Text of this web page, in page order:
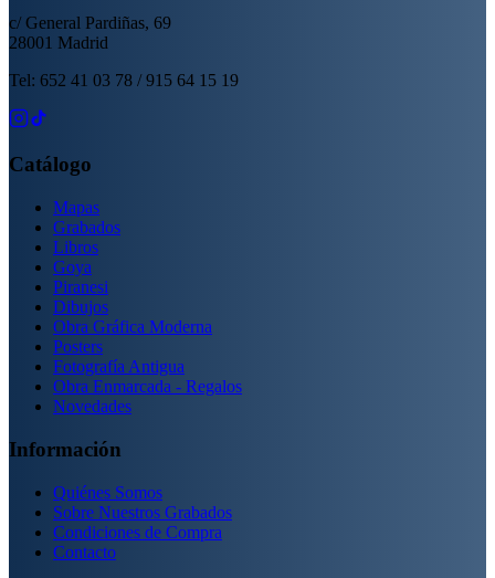
c/ General Pardiñas, 69
28001 Madrid
Tel: 652 41 03 78 / 915 64 15 19
Catálogo
Mapas
Grabados
Libros
Goya
Piranesi
Dibujos
Obra Gráfica Moderna
Posters
Fotografía Antigua
Obra Enmarcada - Regalos
Novedades
Información
Quiénes Somos
Sobre Nuestros Grabados
Condiciones de Compra
Contacto